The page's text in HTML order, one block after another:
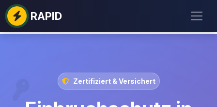
RAPID
Zertifiziert & Versichert